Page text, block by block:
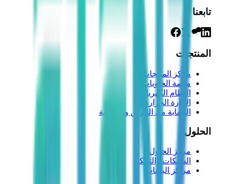
تابعنا
المنتجات
مركز المنتجات
منصة الحاويات
النظام الكهربائي
الإدارة الحرارية
الحماية من الحريق والسلامة
الحلول
مركز الحلول
الشبكات والتحكم
مراكز البيانات